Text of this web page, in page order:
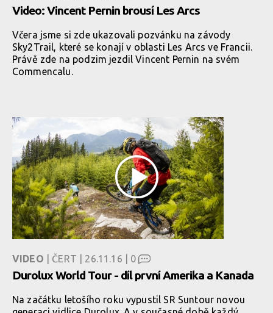
Video: Vincent Pernin brousí Les Arcs
Včera jsme si zde ukazovali pozvánku na závody
Sky2Trail, které se konají v oblasti Les Arcs ve Francii.
Právě zde na podzim jezdil Vincent Pernin na svém
Commencalu.
VIDEO | ČERT | 26.11.16 | 0
Durolux World Tour - díl první Amerika a Kanada
Na začátku letošího roku vypustil SR Suntour novou